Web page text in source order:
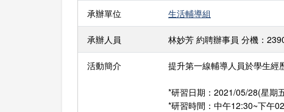
承辦單位 生活輔導組
承辦人員 林妙芳 約聘辦事員 分機：
活動簡介 提升第一線輔導人員於學生經
*研習日期：2021/05/28(星期
*研習時間：中午12:30~下午